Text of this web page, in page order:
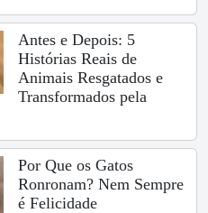
Antes e Depois: 5
Histórias Reais de
Animais Resgatados e
Transformados pela
Por Que os Gatos
Ronronam? Nem Sempre
é Felicidade